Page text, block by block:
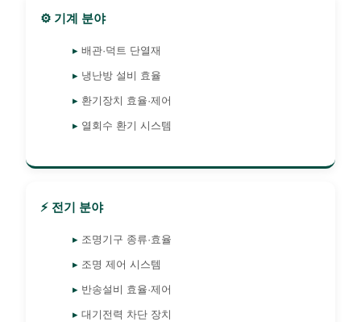
⚙️ 기계 분야
배관·덕트 단열재
냉난방 설비 효율
환기장치 효율·제어
열회수 환기 시스템
⚡ 전기 분야
조명기구 종류·효율
조명 제어 시스템
반송설비 효율·제어
대기전력 차단 장치